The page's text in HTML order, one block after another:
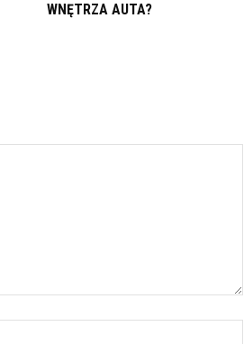
WNĘTRZA AUTA?